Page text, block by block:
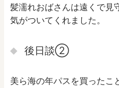
髪濡れおばさんは遠くで見
気がついてくれました。
後日談②
美ら海の年パスを買ったこ